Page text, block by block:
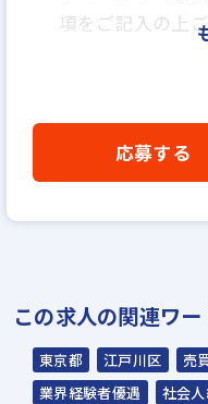
項をご記入の上
「応募する」よ
WEB応募書類に
▼
最終面接（対面）
▼
内定
応募する
この求人の関連ワー
東京都 江戸川区 売
業界経験者優遇
社会